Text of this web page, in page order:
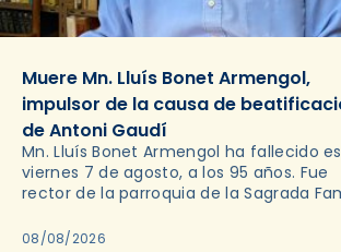
Muere Mn. Lluís Bonet Armengol,
impulsor de la causa de
de Antoni Gaudí
Mn. Lluís Bonet Armengol ha fallecido
viernes 7 de agosto, a los 95 años. Fue
rector de la parroquia de la Sagrada
08/08/2026